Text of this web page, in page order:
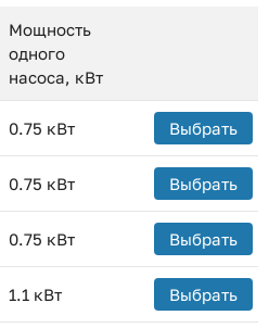
Мощность
одного
насоса, кВт
0.75 кВт Выбрать
0.75 кВт Выбрать
0.75 кВт Выбрать
1.1 кВт Выбрать